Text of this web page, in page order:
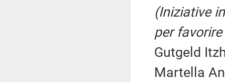
(Iniziative
per
Gutgeld
Martella